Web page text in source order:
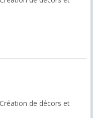
Création de décors et